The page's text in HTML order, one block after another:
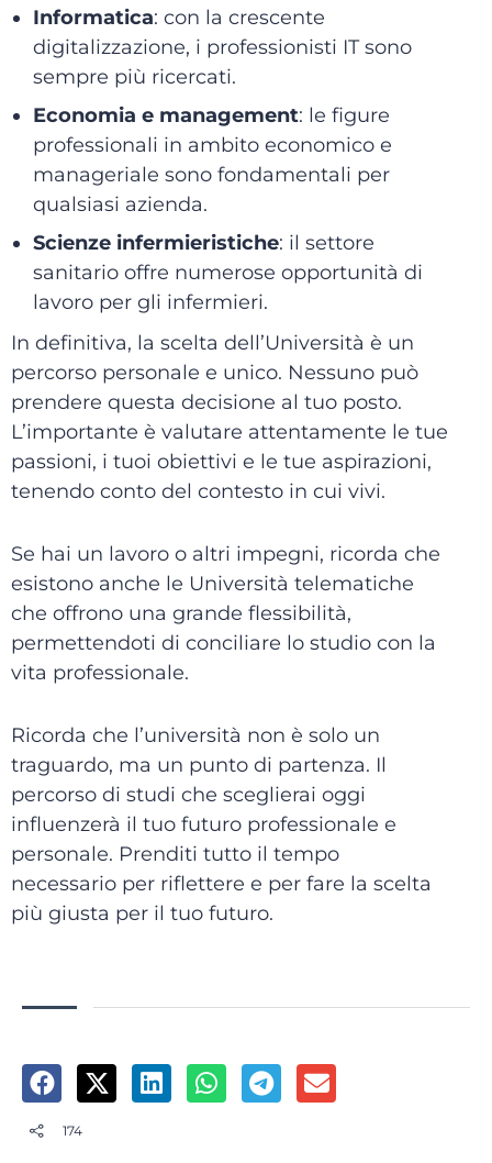
Informatica: con la crescente
digitalizzazione, i professionisti IT sono
sempre più ricercati.
Economia e management: le figure
professionali in ambito economico e
manageriale sono fondamentali per
qualsiasi azienda.
Scienze infermieristiche: il settore
sanitario offre numerose opportunità di
lavoro per gli infermieri.
In definitiva, la scelta dell’Università è un
percorso personale e unico. Nessuno può
prendere questa decisione al tuo posto.
L’importante è valutare attentamente le tue
passioni, i tuoi obiettivi e le tue aspirazioni,
tenendo conto del contesto in cui vivi.
Se hai un lavoro o altri impegni, ricorda che
esistono anche le Università telematiche
che offrono una grande flessibilità,
permettendoti di conciliare lo studio con la
vita professionale.
Ricorda che l’università non è solo un
traguardo, ma un punto di partenza. Il
percorso di studi che sceglierai oggi
influenzerà il tuo futuro professionale e
personale. Prenditi tutto il tempo
necessario per riflettere e per fare la scelta
più giusta per il tuo futuro.
174